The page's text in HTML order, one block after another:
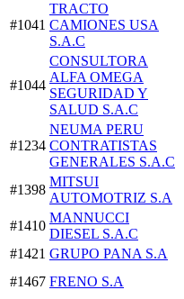
#1041
TRACTO
CAMIONES USA
S.A.C
#1044
CONSULTORA
ALFA OMEGA
SEGURIDAD Y
SALUD S.A.C
#1234
NEUMA PERU
CONTRATISTAS
GENERALES S.A.C
#1398
MITSUI
AUTOMOTRIZ S.A
#1410
MANNUCCI
DIESEL S.A.C
#1421 GRUPO PANA S.A
#1467 FRENO S.A